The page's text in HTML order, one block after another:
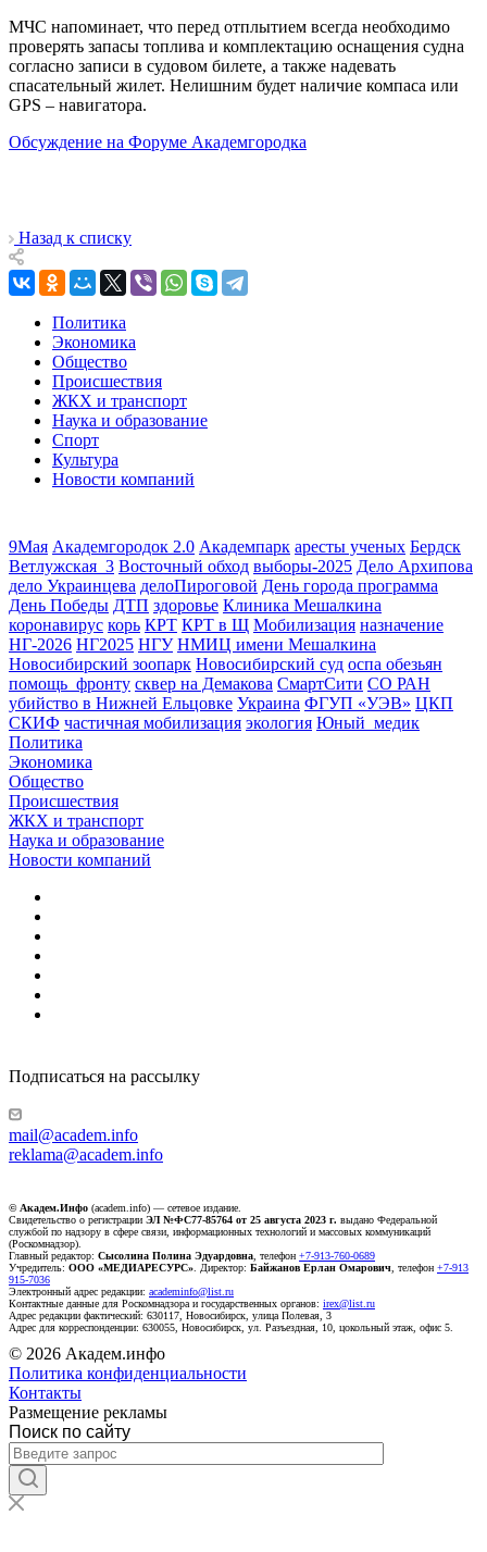
МЧС напоминает, что перед отплытием всегда необходимо
проверять запасы топлива и комплектацию оснащения судна
согласно записи в судовом билете, а также надевать
спасательный жилет. Нелишним будет наличие компаса или
GPS – навигатора.
Обсуждение на Форуме Академгородка
Назад к списку
Политика
Экономика
Общество
Происшествия
ЖКХ и транспорт
Наука и образование
Спорт
Культура
Новости компаний
9Мая Академгородок 2.0 Академпарк аресты ученых Бердск
Ветлужская_3 Восточный обход выборы-2025 Дело Архипова
дело Украинцева делоПироговой День города программа
День Победы ДТП здоровье Клиника Мешалкина
коронавирус корь КРТ КРТ в Щ Мобилизация назначение
НГ-2026 НГ2025 НГУ НМИЦ имени Мешалкина
Новосибирский зоопарк Новосибирский суд оспа обезьян
помощь_фронту сквер на Демакова СмартСити СО РАН
убийство в Нижней Ельцовке Украина ФГУП «УЭВ» ЦКП
СКИФ частичная мобилизация экология Юный_медик
Политика
Экономика
Общество
Происшествия
ЖКХ и транспорт
Наука и образование
Новости компаний
Подписаться на рассылку
mail@academ.info
reklama@academ.info
© Академ.Инфо (academ.info) — сетевое издание.
Свидетельство о регистрации ЭЛ №ФС77-85764 от 25 августа 2023 г. выдано Федеральной
службой по надзору в сфере связи, информационных технологий и массовых коммуникаций
(Роскомнадзор).
Главный редактор: Сысолина Полина Эдуардовна , телефон +7-913-760-0689
Учредитель: ООО «МЕДИАРЕСУРС» . Директор: Байжанов Ерлан Омарович , телефон +7-913
915-7036
Электронный адрес редакции: academinfo@list.ru
Контактные данные для Роскомнадзора и государственных органов: irex@list.ru
Адрес редакции фактический: 630117, Новосибирск, улица Полевая, 3
Адрес для корреспонденции: 630055, Новосибирск, ул. Разъездная, 10, цокольный этаж, офис 5.
© 2026 Академ.инфо
Политика конфиденциальности
Контакты
Размещение рекламы
Поиск по сайту